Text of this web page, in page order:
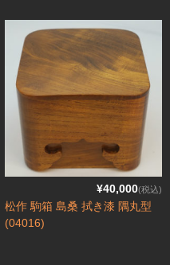
¥40,000(税込)
松作 駒箱 島桑 拭き漆 隅丸型
(04016)